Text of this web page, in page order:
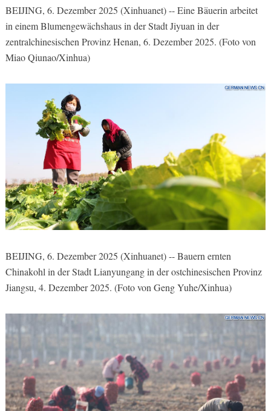
BEIJING, 6. Dezember 2025 (Xinhuanet) -- Eine Bäuerin arbeitet
in einem Blumengewächshaus in der Stadt Jiyuan in der
zentralchinesischen Provinz Henan, 6. Dezember 2025. (Foto von
Miao Qiunao/Xinhua)
BEIJING, 6. Dezember 2025 (Xinhuanet) -- Bauern ernten
Chinakohl in der Stadt Lianyungang in der ostchinesischen Provinz
Jiangsu, 4. Dezember 2025. (Foto von Geng Yuhe/Xinhua)